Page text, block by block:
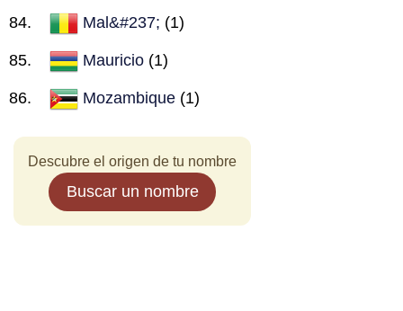
Mal&#237; (1)
Mauricio (1)
Mozambique (1)
Descubre el origen de tu nombre
Buscar un nombre